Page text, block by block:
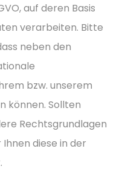
auf deren Basis
verarbeiten. Bitte
neben den
bzw. unserem
können. Sollten
Rechtsgrundlagen
diese in der